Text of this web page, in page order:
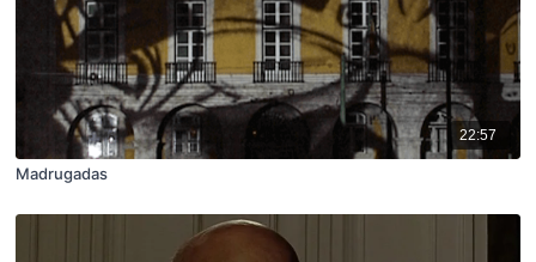
22:57
Madrugadas